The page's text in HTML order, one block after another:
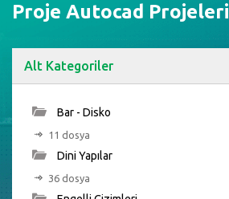
Proje Autocad Projeleri
Alt Kategoriler
Bar - Disko
11 dosya
Dini Yapılar
36 dosya